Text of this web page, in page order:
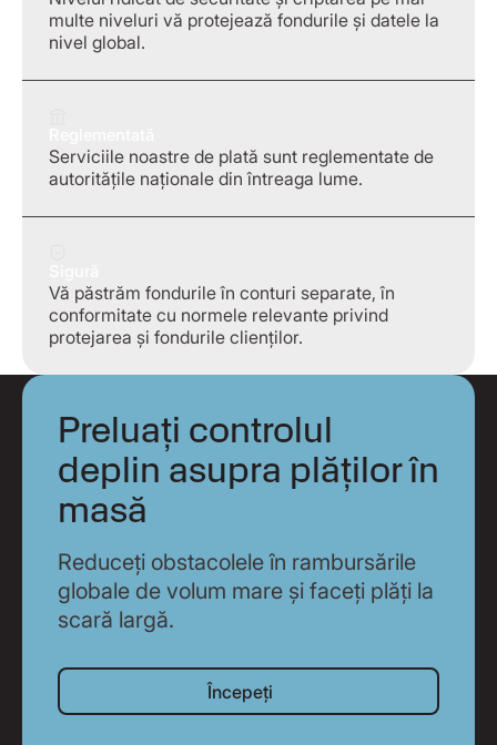
multe niveluri vă protejează fondurile și datele la
nivel global.
Serviciile noastre de plată sunt reglementate de
autoritățile naționale din întreaga lume.
Vă păstrăm fondurile în conturi separate, în
conformitate cu normele relevante privind
protejarea și fondurile clienților.
Preluați controlul
deplin asupra plăților în
masă
Reduceți obstacolele în rambursările
globale de volum mare și faceți plăți la
scară largă.
Începeți
Începeți